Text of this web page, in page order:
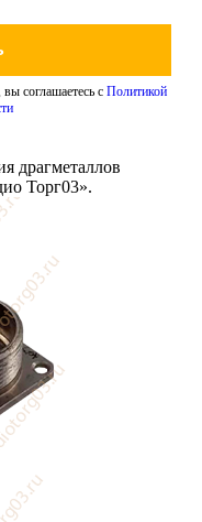
соглашаетесь с Политикой
драгметаллов
Торг03».